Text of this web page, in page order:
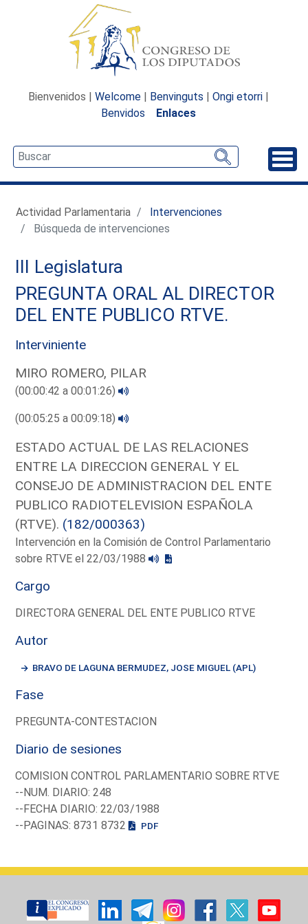
Bienvenidos | Welcome | Benvinguts | Ongi etorri |
Benvidos
Enlaces
Actividad Parlamentaria
Intervenciones
Búsqueda de intervenciones
III Legislatura
PREGUNTA ORAL AL DIRECTOR
DEL ENTE PUBLICO RTVE.
Interviniente
MIRO ROMERO, PILAR
(00:00:42 a 00:01:26)
(00:05:25 a 00:09:18)
ESTADO ACTUAL DE LAS RELACIONES
ENTRE LA DIRECCION GENERAL Y EL
CONSEJO DE ADMINISTRACION DEL ENTE
PUBLICO RADIOTELEVISION ESPAÑOLA
(RTVE). (182/000363)
Intervención en la Comisión de Control Parlamentario
sobre RTVE el 22/03/1988
Cargo
DIRECTORA GENERAL DEL ENTE PUBLICO RTVE
Autor
BRAVO DE LAGUNA BERMUDEZ, JOSE MIGUEL (APL)
Fase
PREGUNTA-CONTESTACION
Diario de sesiones
COMISION CONTROL PARLAMENTARIO SOBRE RTVE
--NUM. DIARIO: 248
--FECHA DIARIO: 22/03/1988
--PAGINAS: 8731 8732
PDF